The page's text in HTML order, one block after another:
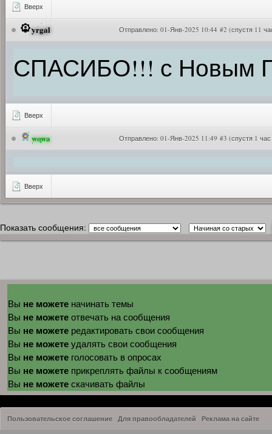
Вверх
yrgal Отправлено: 01-Янв-2025 10:44 #2 (спустя 11
СПАСИБО!!! с Новым
Вверх
wowa Отправлено: 01-Янв-2025 11:49 #3 (спустя 1
Вверх
Показать сообщения:
Вы не можете начинать темы
Вы не можете отвечать на сообщения
Вы не можете редактировать свои сообщения
Вы не можете удалять свои сообщения
Вы не можете голосовать в опросах
Вы не можете прикреплять файлы к сообщениям
Вы не можете скачивать файлы
Пользовательское соглашение Для правообладателей Реклама на сайте